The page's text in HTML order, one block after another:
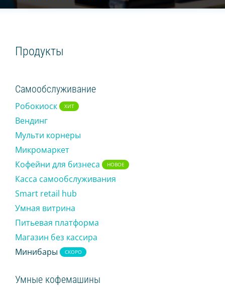
Smart retail hub
На зерне
На концентратах
ТОРГОВЛЯ
Касса для офлайн магазина
Интернет-магазин
Кофейни под вашим брендом
Продающий экран
Умная печь (ХИТ)
Магазин чат-бот
Эквайринг
Продукты
Самообслуживание
Робокиоск ХИТ
Вендинг
Мульти корнеры
Микромаркет
Кофейни для бизнеса
НОВОЕ
Касса самообслуживания
Smart retail hub
Умная витрина
Питьевая платформа
Магазин без кассира
Минибары
СКОРО
Умные кофемашины